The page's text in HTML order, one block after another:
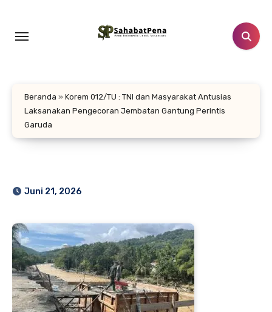
konten
Beranda » Korem 012/TU : TNI dan Masyarakat Antusias
Laksanakan Pengecoran Jembatan Gantung Perintis
Garuda
Juni 21, 2026